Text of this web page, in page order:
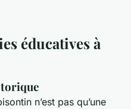
éducatives à
n’est pas qu’une